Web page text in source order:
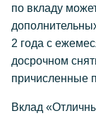
по вкладу
2 года с
досрочном
причисленные
Вклад